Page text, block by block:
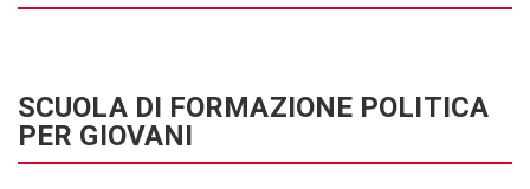
SCUOLA DI FORMAZIONE POLITICA
PER GIOVANI